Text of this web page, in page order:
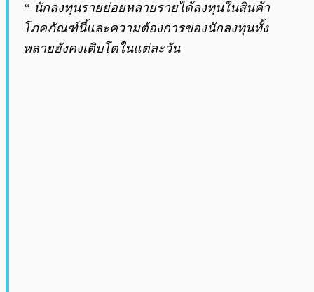
“ นักลงทุนรายย่อยหลายรายได้ลงทุนในสินค้า
โภคภัณฑ์นี้และความต้องการของนักลงทุนทั้ง
หลายยังคงเติบโตในแต่ละวัน